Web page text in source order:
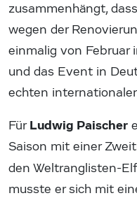
zusammenhängt,
wegen der
einmalig von Februar
und das Event in
echten
FürLudwig Paischer
Saison mit einer
den Weltranglisten-
musste er sich mit